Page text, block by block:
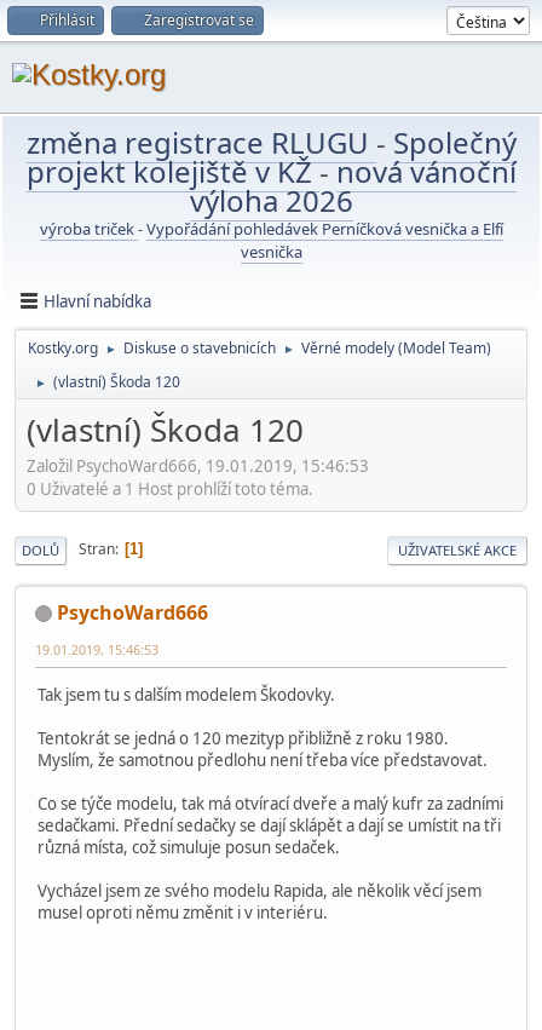
Přihlásit Zaregistrovat se
změna registrace RLUGU - Společný
projekt kolejiště v KŽ-nová vánoční
výloha 2026
výroba triček-Vypořádání pohledávek Perníčková vesnička a Elfí
vesnička
Hlavní nabídka
Kostky.org ► Diskuse o stavebnicích ► Věrné modely (Model Team)
► (vlastní) Škoda 120
(vlastní) Škoda 120
Založil PsychoWard666, 19.01.2019, 15:46:53
0 Uživatelé a 1 Host prohlíží toto téma.
DOLŮ Stran 1 UŽIVATELSKÉ AKCE
PsychoWard666
19.01.2019, 15:46:53
Tak jsem tu s dalším modelem Škodovky.
Tentokrát se jedná o 120 mezityp přibližně z roku 1980.
Myslím, že samotnou předlohu není třeba více představovat.
Co se týče modelu, tak má otvírací dveře a malý kufr za zadními
sedačkami. Přední sedačky se dají sklápět a dají se umístit na tři
různá místa, což simuluje posun sedaček.
Vycházel jsem ze svého modelu Rapida, ale několik věcí jsem
musel oproti němu změnit i v interiéru.